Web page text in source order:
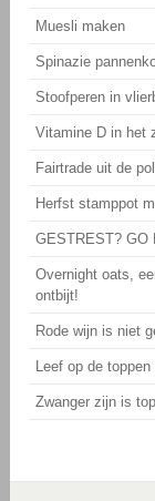
Muesli maken
Spinazie
Stoofperen in
Vitamine D in het
Fairtrade uit de
Herfst stamppot
GESTREST? GO
Overnight oats,
ontbijt!
Rode wijn is niet
Leef op de
Zwanger zijn is